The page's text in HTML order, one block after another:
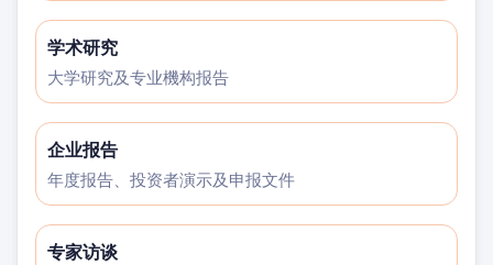
学术研究
大学研究及专业機构报告
企业报告
年度报告、投资者演示及申报文件
专家访谈